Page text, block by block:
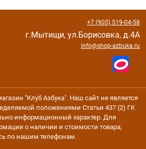
+7 (905) 519-04-58
г.Мытищи, ул.Борисовка, д.4А
info@shop-azbuka.ru
"Клуб Азбука". Наш сайт не является
положениями Статьи 437 (2) ГК
информационный характер. Для
о наличии и стоимости товара,
по нашим телефонам.